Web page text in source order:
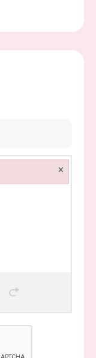
×